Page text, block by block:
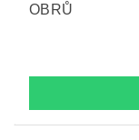
OBRŮ